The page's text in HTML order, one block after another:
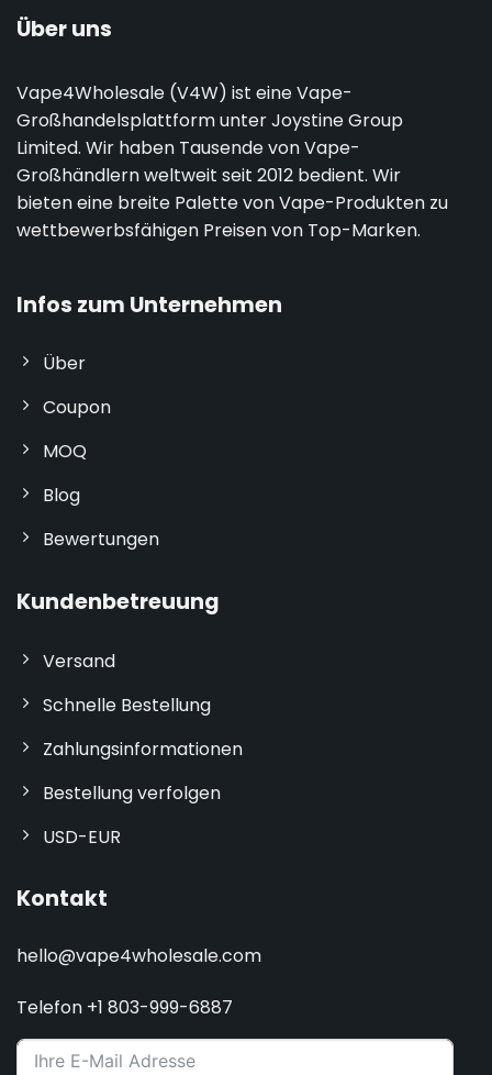
Über uns
Vape4Wholesale (V4W) ist eine Vape-
Großhandelsplattform unter Joystine Group
Limited. Wir haben Tausende von Vape-
Großhändlern weltweit seit 2012 bedient. Wir
bieten eine breite Palette von Vape-Produkten zu
wettbewerbsfähigen Preisen von Top-Marken.
Infos zum Unternehmen
Über
Coupon
MOQ
Blog
Bewertungen
Kundenbetreuung
Versand
Schnelle Bestellung
Zahlungsinformationen
Bestellung verfolgen
USD-EUR
Kontakt
hello@vape4wholesale.com
Telefon +1 803-999-6887